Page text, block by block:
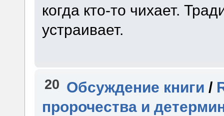
когда кто-то чихает.
устраивает.
20 Обсуждение книги /
пророчества и